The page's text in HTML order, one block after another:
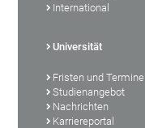
International
Universität
Fristen und Termine
Studienangebot
Nachrichten
Karriereportal